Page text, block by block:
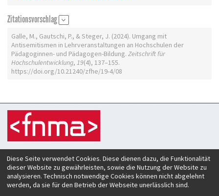
Zitationsvorschlag
Galle, M., Gautschi, P., & Steger, J. (2024). Umgang mit
Antisemitismen in Lehrveranstaltungen an Hochschulen der
Pädagoginnen- und Pädagogen-Bildung. Zeitschrift für
Hochschulentwicklung, 19(4), 137–155.
https://doi.org/10.21240/zfhe/19-4/08
Zeitschrift für Hochschulentwicklung
c/o Verein Forum neue Medien in der Lehre Austria
Rheinstraße 27
A-6890 Lustenau
Diese Seite verwendet Cookies. Diese dienen dazu, die Funktionalität
dieser Website zu gewährleisten, sowie die Nutzung der Website zu
analysieren. Technisch notwendige Cookies können nicht abgelehnt
werden, da sie für den Betrieb der Webseite unerlässlich sind.